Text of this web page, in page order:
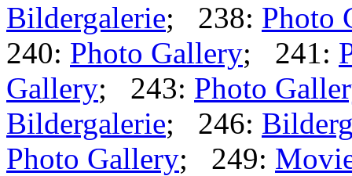
Bildergalerie; 238: Photo
240: Photo Gallery; 241:
Gallery; 243: Photo
Bildergalerie; 246:
Photo Gallery; 249: